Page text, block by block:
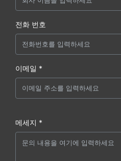
전화 번호
이메일 *
메세지 *